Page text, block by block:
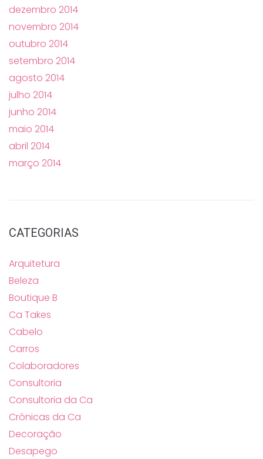
dezembro 2014
novembro 2014
outubro 2014
setembro 2014
agosto 2014
julho 2014
junho 2014
maio 2014
abril 2014
março 2014
CATEGORIAS
Arquitetura
Beleza
Boutique B
Ca Takes
Cabelo
Carros
Colaboradores
Consultoria
Consultoria da Ca
Crônicas da Ca
Decoração
Desapego